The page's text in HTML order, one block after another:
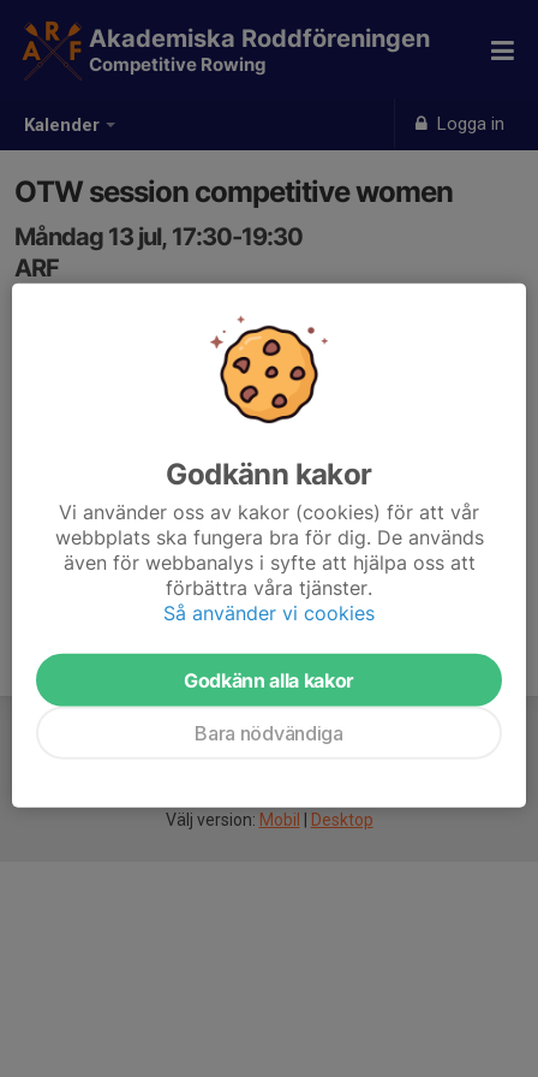
Kalender Logga in
Akademiska Roddföreningen
Competitive Rowing
OTW session competitive women
Måndag 13 jul, 17:30-19:30
ARF
Välj version: Mobil Desktop
Godkänn kakor
Vi använder oss av kakor (cookies) för att vår
webbplats ska fungera bra för dig. De används
även för webbanalys i syfte att hjälpa oss att
förbättra våra tjänster.
Så använder vi cookies
Godkänn alla kakor
Bara nödvändiga